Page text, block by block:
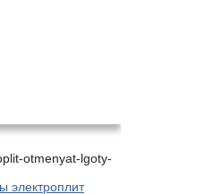
электроплит